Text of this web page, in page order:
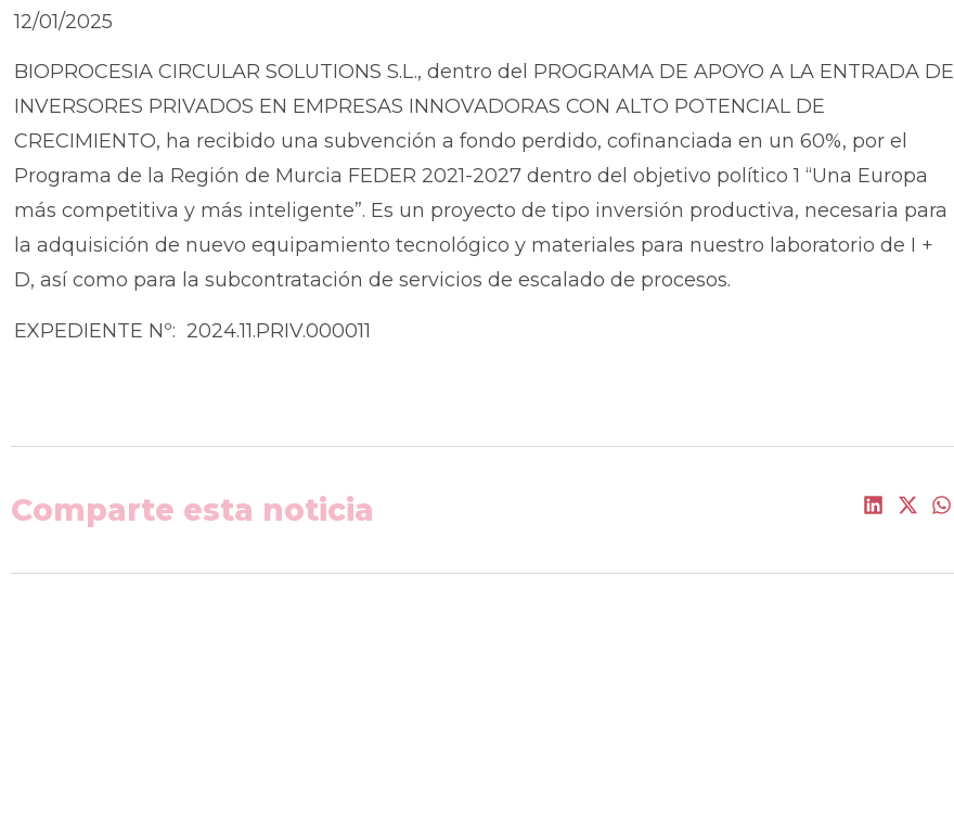
12/01/2025
BIOPROCESIA CIRCULAR SOLUTIONS S.L., dentro del PROGRAMA DE APOYO A LA ENTRADA DE
INVERSORES PRIVADOS EN EMPRESAS INNOVADORAS CON ALTO POTENCIAL DE
CRECIMIENTO, ha recibido una subvención a fondo perdido, cofinanciada en un 60%, por el
Programa de la Región de Murcia FEDER 2021-2027 dentro del objetivo político 1 “Una Europa
más competitiva y más inteligente”. Es un proyecto de tipo inversión productiva, necesaria para
la adquisición de nuevo equipamiento tecnológico y materiales para nuestro laboratorio de I +
D, así como para la subcontratación de servicios de escalado de procesos.
EXPEDIENTE Nº: 2024.11.PRIV.000011
Comparte esta noticia